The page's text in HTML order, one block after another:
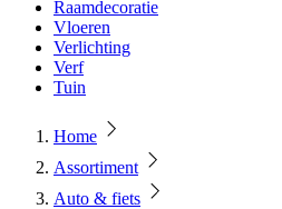
Raamdecoratie
Vloeren
Verlichting
Verf
Tuin
Home
Assortiment
Auto & fiets